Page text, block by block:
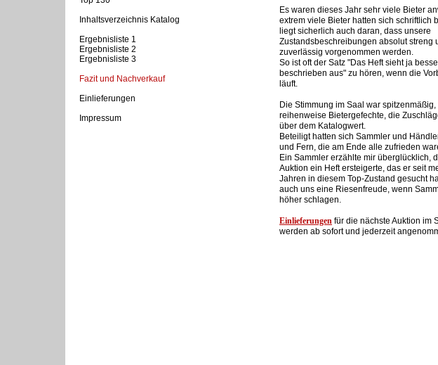
Inhaltsverzeichnis Katalog
Ergebnisliste 1
Ergebnisliste 2
Ergebnisliste 3
Fazit und Nachverkauf
Einlieferungen
Impressum
Es waren dieses Jahr sehr viele Bieter
extrem viele Bieter hatten sich schriftlich
liegt sicherlich auch daran, dass unsere
Zustandsbeschreibungen absolut streng
zuverlässig vorgenommen werden.
So ist oft der Satz "Das Heft sieht ja
beschrieben aus" zu hören, wenn die
läuft.
Die Stimmung im Saal war spitzenmäßig,
reihenweise Bietergefechte, die
über dem Katalogwert.
Beteiligt hatten sich Sammler und
und Fern, die am Ende alle zufrieden
Ein Sammler erzählte mir überglücklich,
Auktion ein Heft ersteigerte, das er seit
Jahren in diesem Top-Zustand gesucht
auch uns eine Riesenfreude, wenn
höher schlagen.
Einlieferungen für die nächste Auktion im
werden ab sofort und jederzeit